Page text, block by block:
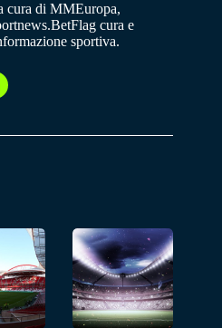
cura di MMEuropa,
cura e
sportiva.